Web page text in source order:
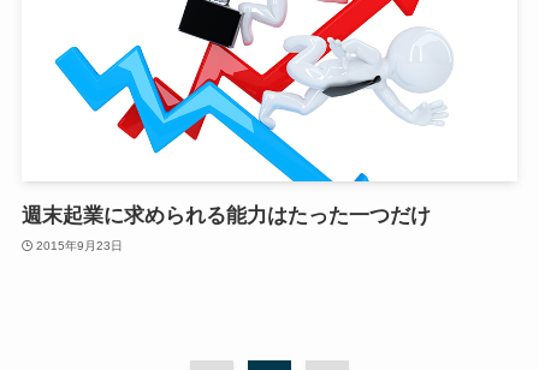
週末起業に求められる能力はたった一つだけ
2015年9月23日